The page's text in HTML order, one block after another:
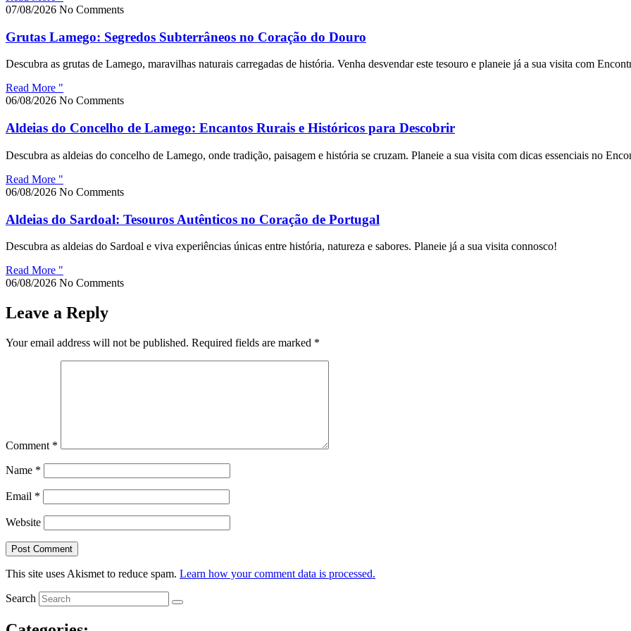
07/08/2026 No Comments
Grutas Lamego: Segredos Subterrâneos no Coração do Douro
Descubra as grutas de Lamego, maravilhas naturais carregadas de história. Venha desvendar este tesouro e planeie já a sua visita com
Read More "
06/08/2026 No Comments
Aldeias do Concelho de Lamego: Encantos Rurais e Históricos para Descobrir
Descubra as aldeias do concelho de Lamego, onde tradição, paisagem e história se cruzam. Planeie a sua visita com dicas essenciais no
Read More "
06/08/2026 No Comments
Aldeias do Sardoal: Tesouros Autênticos no Coração de Portugal
Descubra as aldeias do Sardoal e viva experiências únicas entre história, natureza e sabores. Planeie já a sua visita connosco!
Read More "
06/08/2026 No Comments
Leave a Reply
Your email address will not be published. Required fields are marked *
Comment *
Name *
Email *
Website
This site uses Akismet to reduce spam. Learn how your comment data is processed.
Search